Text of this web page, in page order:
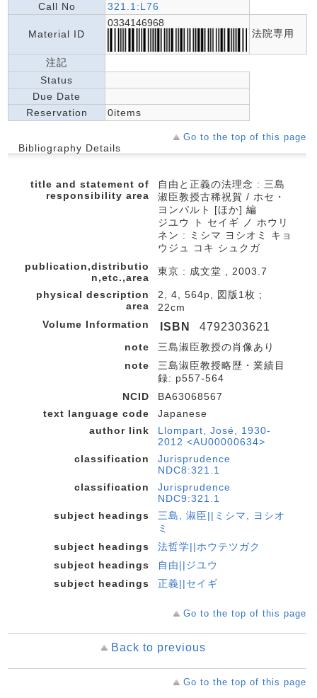
Call No
321.1:L76
Material ID
0334146968
法院専用
注記
Status
Due Date
Reservation
0items
Go to the top of this page
Bibliography Details
title and statement of
responsibility area
自由と正義の法理念 : 三島
淑臣教授古稀祝賀 / ホセ・
ヨンパルト [ほか] 編
ジユウ ト セイギ ノ ホウリ
ネン : ミシマ ヨシオミ キョ
ウジュ コキ シュクガ
publication,distributio
n,etc.,area
東京 : 成文堂 , 2003.7
physical description
area
2, 4, 564p, 図版1枚 ;
22cm
Volume Information
ISBN 4792303621
note
三島淑臣教授の肖像あり
note
三島淑臣教授略歴・業績目
録: p557-564
NCID
BA63068567
text language code
Japanese
author link
Llompart, José, 1930-
2012 <AU00000634>
classification
Jurisprudence
NDC8:321.1
classification
Jurisprudence
NDC9:321.1
subject headings
三島, 淑臣||ミシマ, ヨシオ
ミ
subject headings
法哲学||ホウテツガク
subject headings
自由||ジユウ
subject headings
正義||セイギ
Go to the top of this page
Back to previous
Go to the top of this page